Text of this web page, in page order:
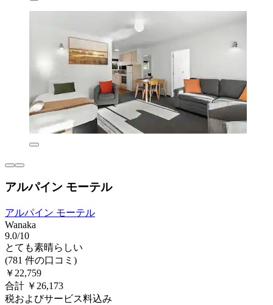
アルパイン モーテル
アルパイン モーテル
Wanaka
9.0/10
とても素晴らしい
(781 件の口コミ)
￥22,759
合計 ￥26,173
税およびサービス料込み